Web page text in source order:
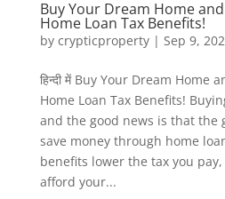
Buy Your Dream Home
Home Loan Tax Benefits!
by crypticproperty| Sep 9,
हिन्दी में Buy Your Dream Home
Home Loan Tax Benefits!
and the good news is that the
save money through home
benefits lower the tax you
afford your...